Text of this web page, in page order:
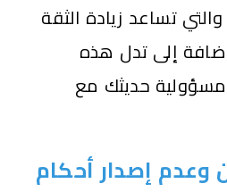
تساعد زيادة الثقة
إلى تدل هذه
حديثك مع
وعدم إصدار أحكام